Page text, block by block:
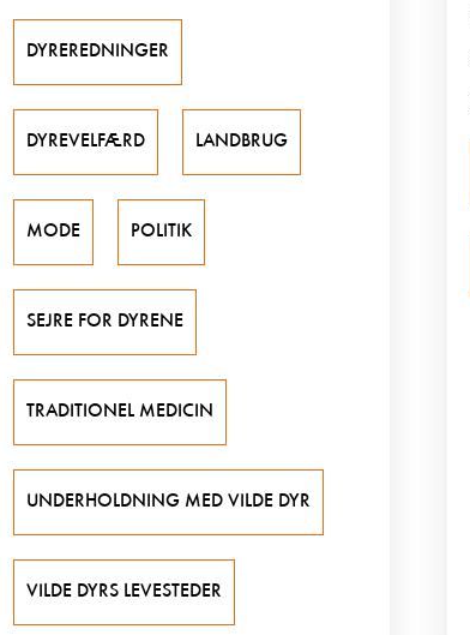
DYREREDNINGER
DYREVELFÆRD LANDBRUG
MODE POLITIK
SEJRE FOR DYRENE
TRADITIONEL MEDICIN
UNDERHOLDNING MED VILDE DYR
VILDE DYRS LEVESTEDER